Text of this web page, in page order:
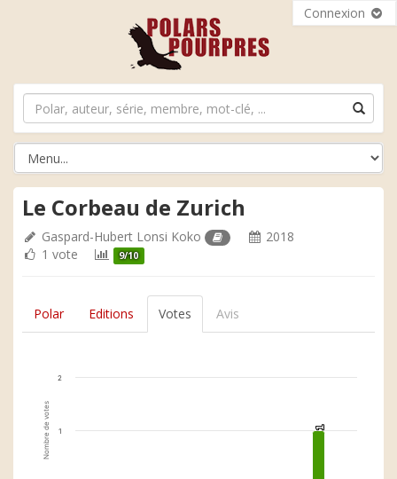
Connexion
Le Corbeau de Zurich
Gaspard-Hubert Lonsi Koko
2018
1 vote
9/10
Polar Editions Votes Avis
Nombre de votes 1
1
1
2